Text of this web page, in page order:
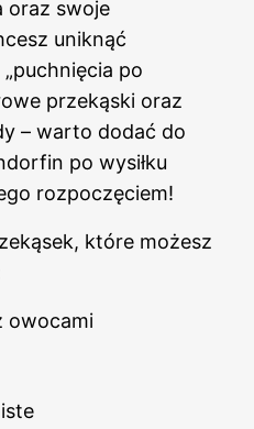
oraz swoje
uniknąć
po
przekąski oraz
– warto dodać do
po wysiłku
rozpoczęciem!
które możesz
owocami